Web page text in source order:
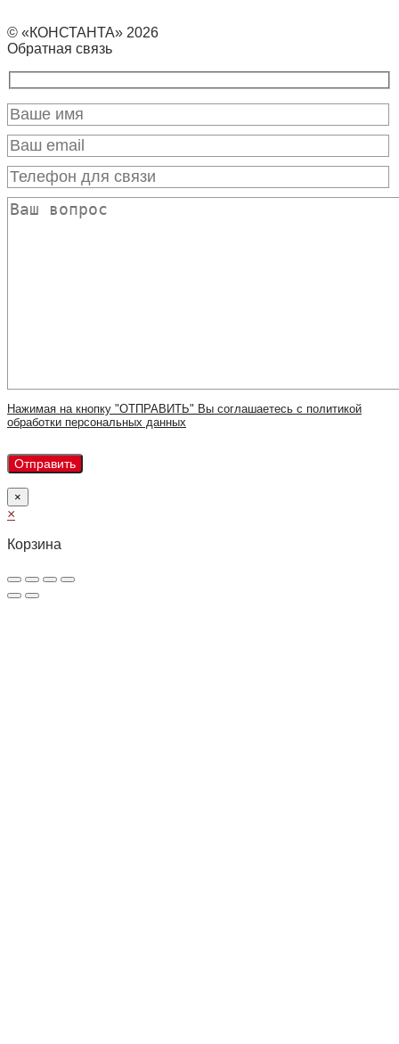
© «КОНСТАНТА» 2026
Обратная связь
Нажимая на кнопку "ОТПРАВИТЬ" Вы соглашаетесь с политикой
обработки персональных данных
×
×
Корзина